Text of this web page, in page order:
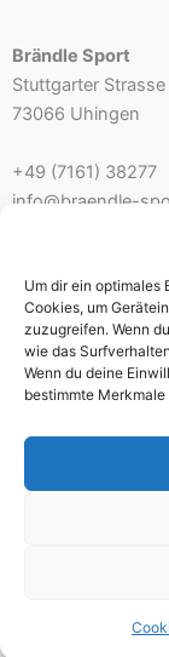
Um dir ein optimales
Cookies, um
zuzugreifen. Wenn
wie das
Wenn du deine
bestimmte
Brändle Sport
Stuttgarter
73066 Uhingen
+49 (7161) 38277
info@braendle-
Mo. 10.00 –
Di./Mi.
Do./Fr. 10.00 –
Sa. 9.30 – 13.00